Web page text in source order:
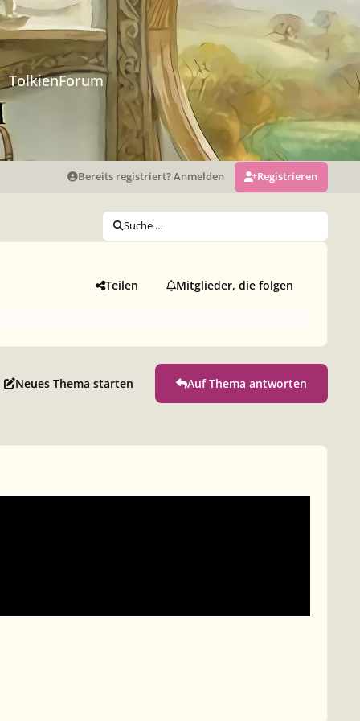
TolkienForum
Bereits registriert? Anmelden Registrieren
Suche …
Teilen Mitglieder, die folgen
Neues Thema starten Auf Thema antworten